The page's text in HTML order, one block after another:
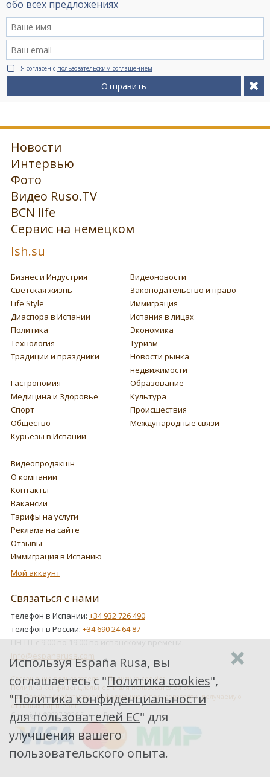
обо всех предложениях
Я согласен с пользовательским соглашением
Отправить
Новости
Интервью
Фото
Видео Ruso.TV
BCN life
Сервис на немецком
Ish.su
Бизнес и Индустрия
Видеоновости
Светская жизнь
Законодательство и право
Life Style
Иммиграция
Диаспора в Испании
Испания в лицах
Политика
Экономика
Технология
Туризм
Традиции и праздники
Новости рынка
недвижимости
Гастрономия
Образование
Медицина и Здоровье
Культура
Спорт
Происшествия
Общество
Международные связи
Курьезы в Испании
Видеопродакшн
О компании
Контакты
Вакансии
Тарифы на услуги
Реклама на сайте
Отзывы
Иммиграция в Испанию
Мой аккаунт
Связаться с нами
телефон в Испании: +34 932 726 490
телефон в России: +34 690 24 64 87
ПН-ПТ с 9:00 по 19:00 по испанскому времени.
info@espanarusa.com
Соглашение пользователя
Политика cookies
Политика конфиденциальности для пользователей ЕС
Как Google обрабатывает информацию о пользователях, получаемую
от наших партнеров
Copyright ©2007-2026 Espana Rusa
Используя España Rusa, вы
соглашаетесь с "Политика cookies",
"Политика конфиденциальности
для пользователей ЕС" для
улучшения вашего
пользовательского опыта.